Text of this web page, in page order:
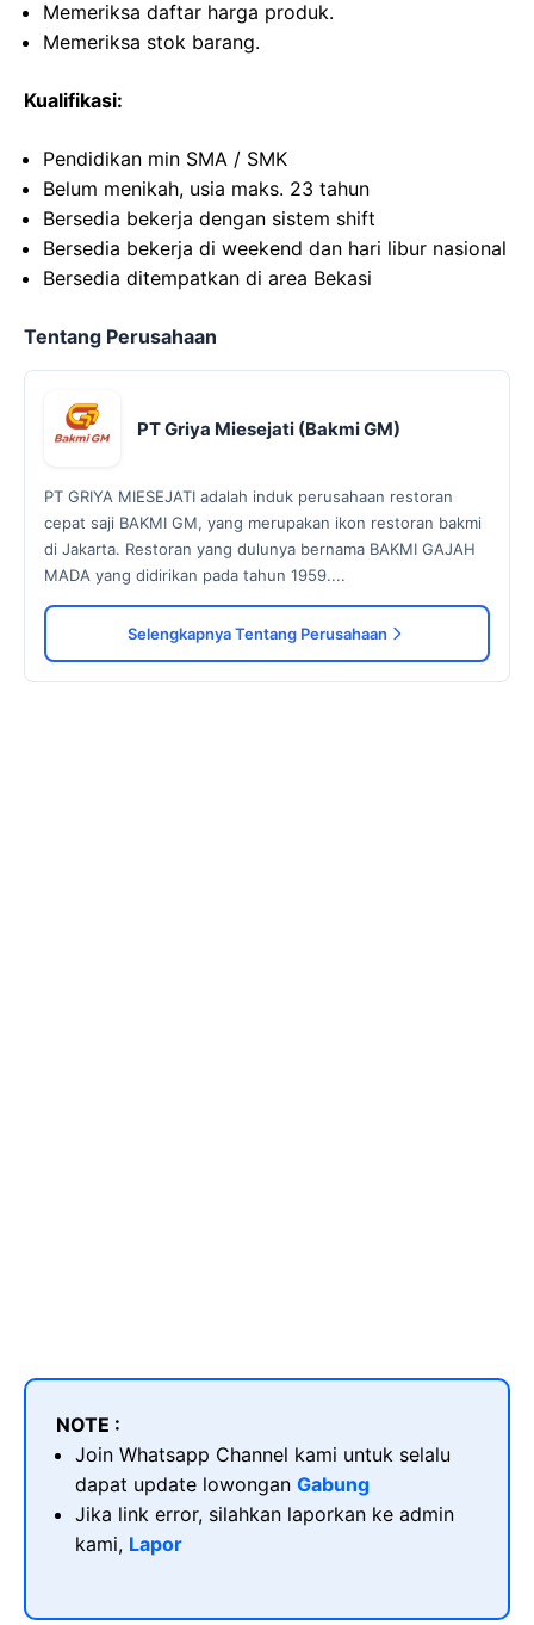
Memeriksa daftar harga produk.
Memeriksa stok barang.
Kualifikasi:
Pendidikan min SMA / SMK
Belum menikah, usia maks. 23 tahun
Bersedia bekerja dengan sistem shift
Bersedia bekerja di weekend dan hari libur nasional
Bersedia ditempatkan di area Bekasi
Tentang Perusahaan
PT Griya Miesejati (Bakmi GM)
PT GRIYA MIESEJATI adalah induk perusahaan restoran
cepat saji BAKMI GM, yang merupakan ikon restoran bakmi
di Jakarta. Restoran yang dulunya bernama BAKMI GAJAH
MADA yang didirikan pada tahun 1959....
Selengkapnya Tentang Perusahaan
NOTE :
Join Whatsapp Channel kami untuk selalu
dapat update lowongan Gabung
Jika link error, silahkan laporkan ke admin
kami, Lapor